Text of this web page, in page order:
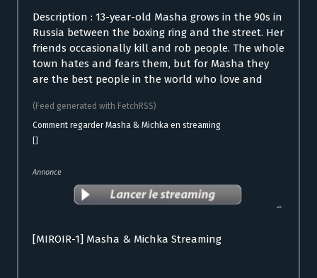
Description : 13-year-old Masha grows in the 90s in
Russia between the boxing ring and the street. Her
friends occasionally kill and rob people. The whole
town hates and fears them, but for Masha they
are the best people in the world who love and
(Feed generated with FetchRSS)
Comment regarder Masha & Michka en streaming
Annonce
[MIROIR-1] Masha & Michka Streaming